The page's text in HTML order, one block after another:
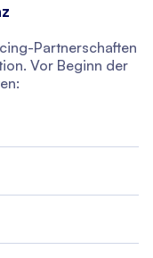
Partnerschaften
Vor Beginn der